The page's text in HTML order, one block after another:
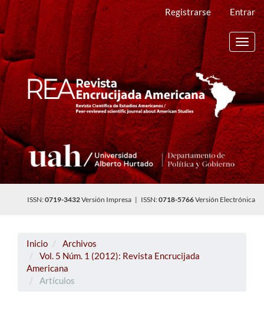
Navegación
principal
Contenido
principal
Barra
lateral
Registrarse Entrar
ISSN:0719-3432Versión Impresa | ISSN:0718-5766Versión Electrónica
Inicio
Archivos
Vol. 5 Núm. 1 (2012): Revista Encrucijada
Americana
Artículos